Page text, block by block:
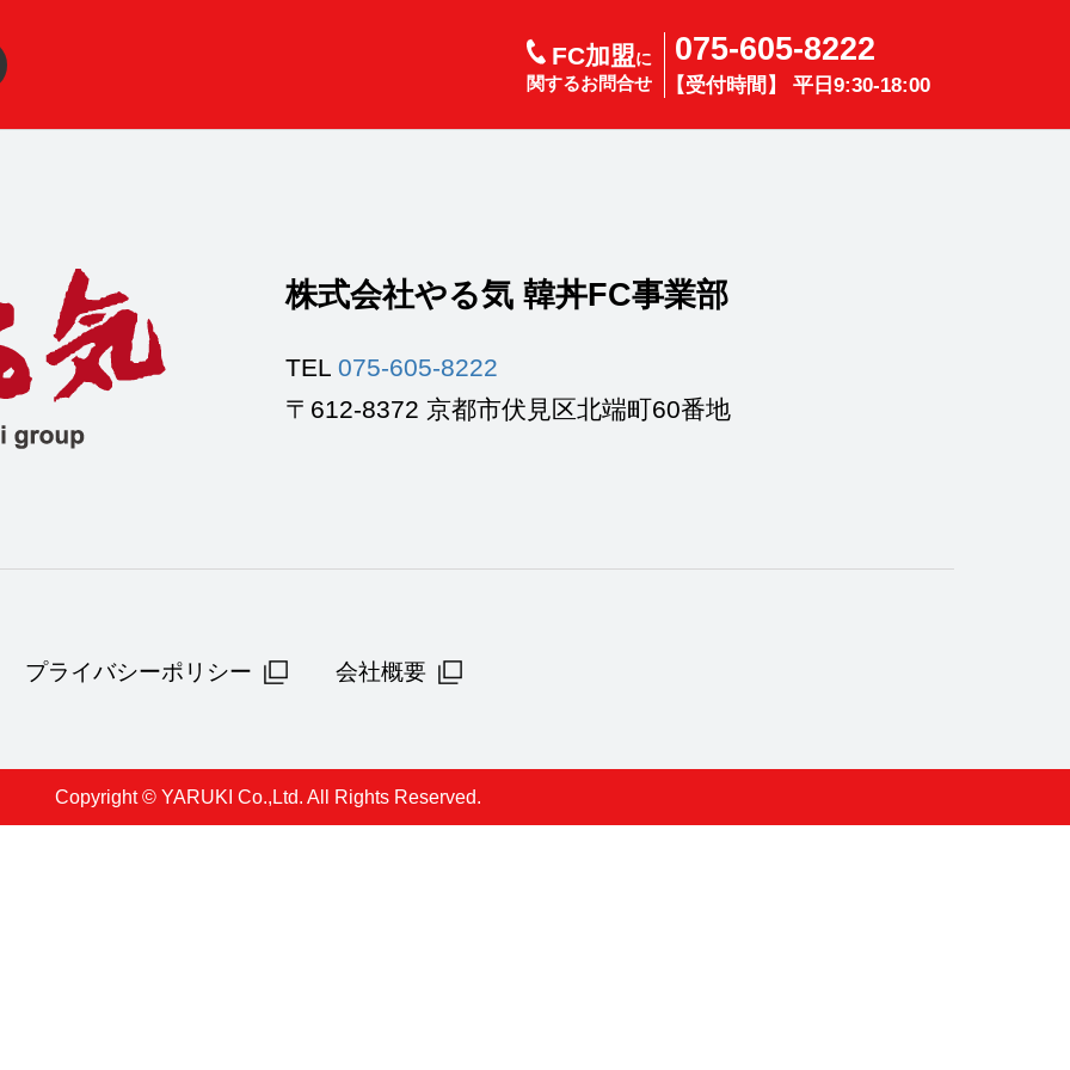
FC加盟に
関するお問合せ
075-605-8222
【受付時間】 平日9:30-18:00
株式会社やる気 韓丼FC事業部
TEL 075-605-8222
〒612-8372 京都市伏見区北端町60番地
プライバシーポリシー 会社概要
Copyright © YARUKI Co.,Ltd. All Rights Reserved.